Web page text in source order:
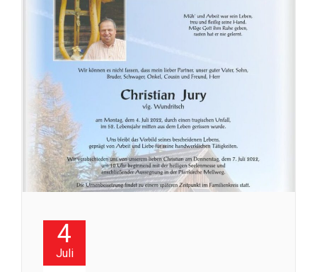
4
Juli